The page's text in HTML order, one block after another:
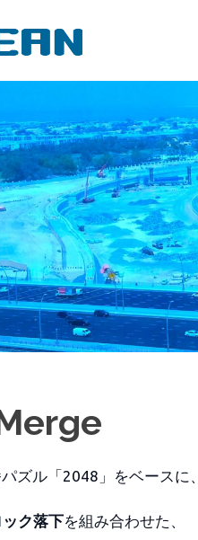
ズル「2048」をベースに、
ク落下を組み合わせた、